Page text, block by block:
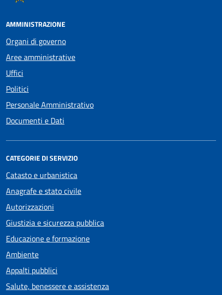
AMMINISTRAZIONE
Organi di governo
Aree amministrative
Uffici
Politici
Personale Amministrativo
Documenti e Dati
CATEGORIE DI SERVIZIO
Catasto e urbanistica
Anagrafe e stato civile
Autorizzazioni
Giustizia e sicurezza pubblica
Educazione e formazione
Ambiente
Appalti pubblici
Salute, benessere e assistenza